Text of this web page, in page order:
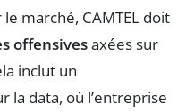
marché, CAMTEL doit
offensivesaxées sur
inclut un
la data, où l’entreprise